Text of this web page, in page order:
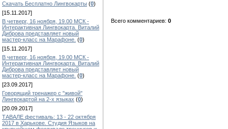
Скачать Бесплатно Лингвокарты (0)
[15.11.2017]
В четверг, 16 ноября, 19.00 МСК -
Интерактивная Лингвокарта. Виталий
Диброва представляет новый
мастер-класс на Марафоне. (0)
[15.11.2017]
В четверг, 16 ноября, 19.00 МСК -
Интерактивная Лингвокарта. Виталий
Диброва представляет новый
мастер-класс на Марафоне. (0)
[23.09.2017]
Говорящий тренажер с "живой"
Лингвокартой на 2-х языках (0)
[20.09.2017]
ТАВАЛЕ фестиваль: 13 - 22 октября
2017 в Харькове. Студия Языков на
Всего комментариев: 0